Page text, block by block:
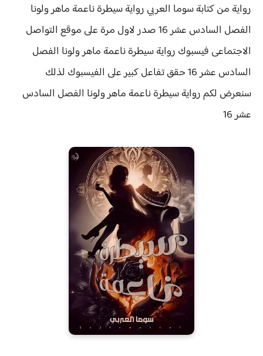
رواية من كتابة سوما العربي روايةسيطرة ناعمة ماهر ولونا
الفصل السادس عشر 16 صدر لاول مرة على موقع التواصل
الاجتماعى فيسبوك رواية سيطرة ناعمة ماهر ولونا الفصل
السادس عشر 16 حقق
تفاعل كبير على الفيسبوك لذلك
سنعرض لكمروايةسيطرة ناعمة ماهر ولونا الفصل السادس
عشر 16